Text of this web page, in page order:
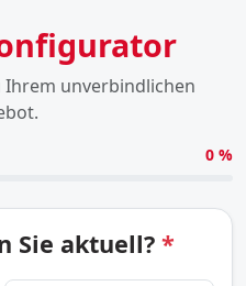
unverbindlichen
0 %
Sie aktuell? *